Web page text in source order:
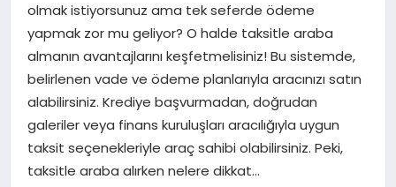
TEKNOLOJI
EĞITIM
MAGAZIN
SPOR
olmak istiyorsunuz ama tek seferde ödeme
yapmak zor mu geliyor? O halde taksitle araba
almanın avantajlarını keşfetmelisiniz! Bu sistemde,
belirlenen vade ve ödeme planlarıyla aracınızı satın
alabilirsiniz. Krediye başvurmadan, doğrudan
galeriler veya finans kuruluşları aracılığıyla uygun
taksit seçenekleriyle araç sahibi olabilirsiniz. Peki,
taksitle araba alırken nelere dikkat…